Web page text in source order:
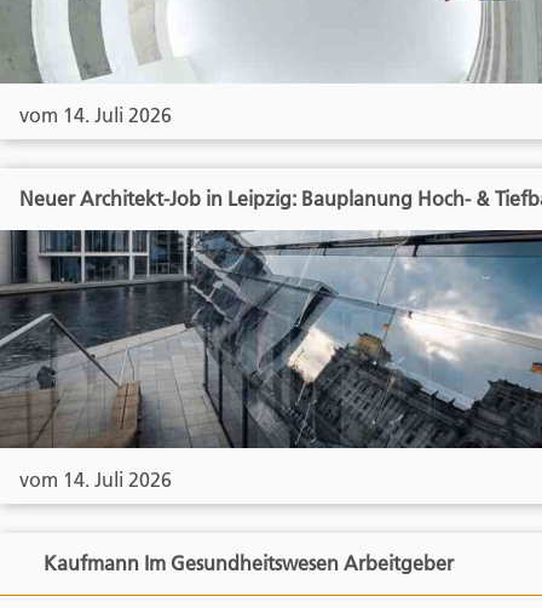
vom 14. Juli 2026
Neuer Architekt-Job in Leipzig: Bauplanung Hoch- &
vom 14. Juli 2026
Kaufmann Im Gesundheitswesen Arbeitgeber